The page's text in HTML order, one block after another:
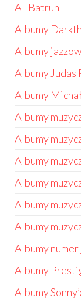
Al-Batrun
Albumy
Albumy
Albumy Judas
Albumy
Albumy
Albumy
Albumy
Albumy
Albumy
Albumy
Albumy
Albumy
Albumy